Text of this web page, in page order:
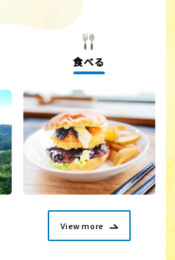
食べる
View more